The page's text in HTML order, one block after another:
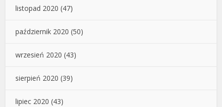
listopad 2020 (47)
październik 2020 (50)
wrzesień 2020 (43)
sierpień 2020 (39)
lipiec 2020 (43)